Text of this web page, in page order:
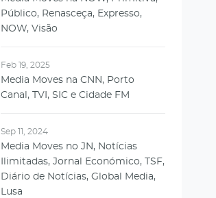
Público, Renasceça, Expresso,
NOW, Visão
Feb 19, 2025
Media Moves na CNN, Porto
Canal, TVI, SIC e Cidade FM
Sep 11, 2024
Media Moves no JN, Notícias
Ilimitadas, Jornal Económico, TSF,
Diário de Notícias, Global Media,
Lusa